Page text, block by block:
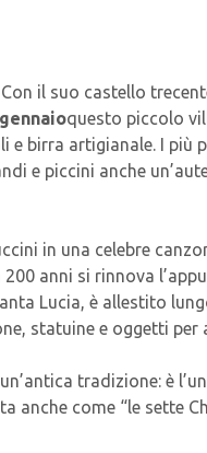
il suo castello
questo piccolo
e birra artigianale. I più
e piccini anche
in una celebre
anni si rinnova
Lucia, è allestito
statuine e oggetti per
tradizione: è
anche come “le sette